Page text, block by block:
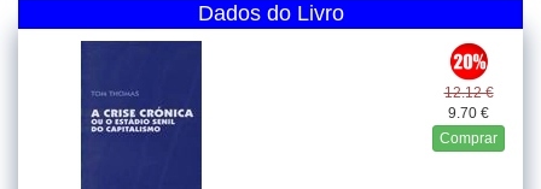
Dados do Livro
12.12 €
9.70 €
Comprar